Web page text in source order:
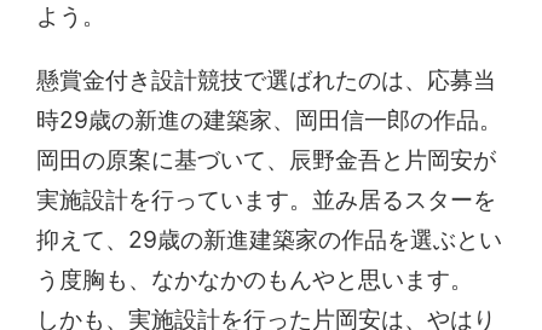
よう。
懸賞金付き設計競技で選ばれたのは、応募当
時29歳の新進の建築家、岡田信一郎の作品。
岡田の原案に基づいて、辰野金吾と片岡安が
実施設計を行っています。並み居るスターを
抑えて、29歳の新進建築家の作品を選ぶとい
う度胸も、なかなかのもんやと思います。
しかも、実施設計を行った片岡安は、やはり